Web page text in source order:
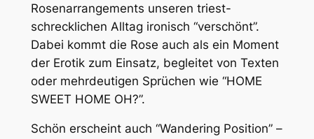
Rosenarrangements unseren triest-
schrecklichen Alltag ironisch “verschönt”.
Dabei kommt die Rose auch als ein Moment
der Erotik zum Einsatz, begleitet von Texten
oder mehrdeutigen Sprüchen wie “HOME
SWEET HOME OH?”.
Schön erscheint auch “Wandering Position” –